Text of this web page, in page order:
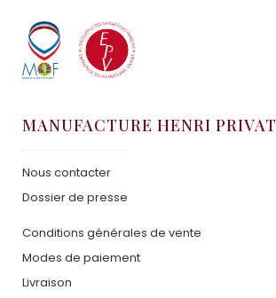
MANUFACTURE HENRI PRIVAT
Nous contacter
Dossier de presse
Conditions générales de vente
Modes de paiement
Livraison